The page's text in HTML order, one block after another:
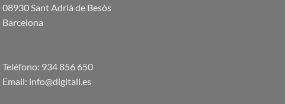
08930 Sant Adrià de Besòs
Barcelona
Teléfono: 934 856 650
Email: info@digitall.es